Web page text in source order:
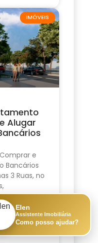
IMÓVEIS
Alugar
e
Bancários
3 Ruas, no
opções
Elen
Assistente Imobiliária
Como posso ajudar?